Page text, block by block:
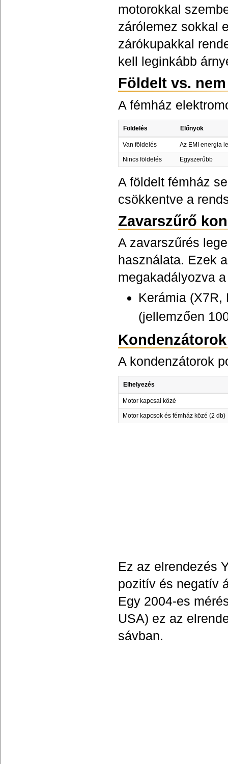
motorokkal
zárólemez sokkal
zárókupakkal
kell leginkább
Földelt vs.
A fémház
Földelés Előnyök
Van földelés Az EMI energia
Nincs földelés Egyszerűbb
A földelt fémház
csökkentve a
Zavarszűrő
A zavarszűrés
használata. Ezek
megakadályozva
Kerámia
(jellemzően
A kondenzátorok
Elhelyezés
Motor kapcsai közé
Motor kapcsok és fémház közé (2 db)
Ez az elrendezés
pozitív és negatív
Egy 2004-es
USA) ez az
sávban.